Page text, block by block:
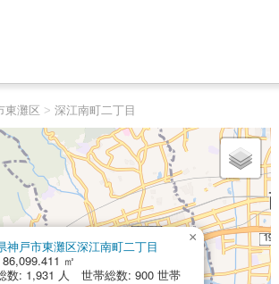
東灘区 > 深江南町二丁目
神戸市東灘区深江南町二丁目
㎡
数: 1,931 人 世帯総数: 900 世帯
×